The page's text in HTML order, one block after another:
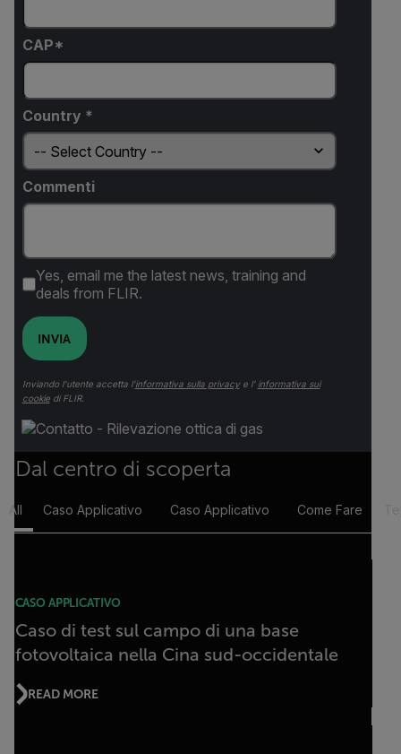
CAP*
Country *
Commenti
Yes, email me the latest news, training and
deals from FLIR.
INVIA
Inviando l’utente accetta l’informativa sulla privacye l’ informativa sui
cookiedi FLIR.
Dal centro di scoperta
All Caso Applicativo Caso Applicativo Come Fare
CASO APPLICATIVO
Caso di test sul campo di una base
fotovoltaica nella Cina sud-occidentale
READ MORE